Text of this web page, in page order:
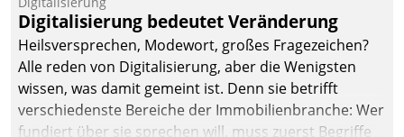
Digitalisierung bedeutet Veränderung
Heilsversprechen, Modewort, großes Fragezeichen?
Alle reden von Digitalisierung, aber die Wenigsten
wissen, was damit gemeint ist. Denn sie betrifft
verschiedenste Bereiche der Immobilienbranche: Wer
fundiert über sie sprechen will, muss zuerst Begriffe